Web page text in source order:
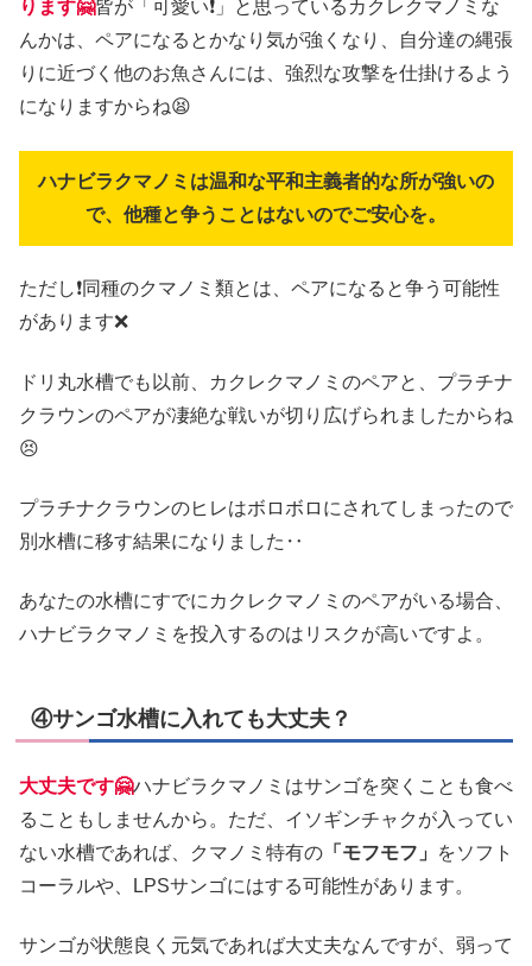
ります🤗皆が「可愛い❗」と思っているカクレクマノミな
んかは、ペアになるとかなり気が強くなり、自分達の縄張
りに近づく他のお魚さんには、強烈な攻撃を仕掛けるよう
になりますからね😫
ハナビラクマノミは温和な平和主義者的な所が強いの
で、他種と争うことはないのでご安心を。
ただし❗同種のクマノミ類とは、ペアになると争う可能性
があります❌
ドリ丸水槽でも以前、カクレクマノミのペアと、プラチナ
クラウンのペアが凄絶な戦いが切り広げられましたからね
😣
プラチナクラウンのヒレはボロボロにされてしまったので
別水槽に移す結果になりました‥
あなたの水槽にすでにカクレクマノミのペアがいる場合、
ハナビラクマノミを投入するのはリスクが高いですよ。
④サンゴ水槽に入れても大丈夫？
大丈夫です🤗ハナビラクマノミはサンゴを突くことも食べ
ることもしませんから。ただ、イソギンチャクが入ってい
ない水槽であれば、クマノミ特有の 「モフモフ」
をソフト
コーラルや、LPSサンゴにはする可能性があります。
サンゴが状態良く元気であれば大丈夫なんですが、弱って